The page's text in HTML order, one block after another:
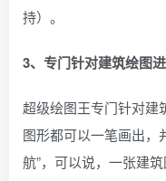
持）。
3、专门针对建筑绘图
超级绘图王专门针对建
图形都可以一笔画出，
航”，可以说，一张建